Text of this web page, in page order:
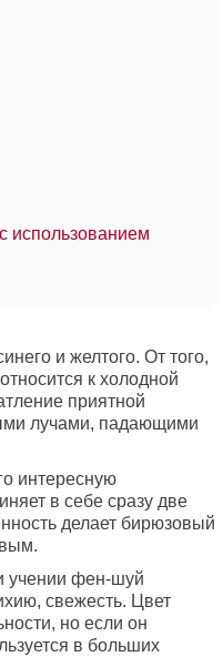
использованием
и желтого. От того,
к холодной
приятной
лучами, падающими
интересную
в себе сразу две
делает бирюзовый
учении фен-шуй
свежесть. Цвет
но если он
в больших